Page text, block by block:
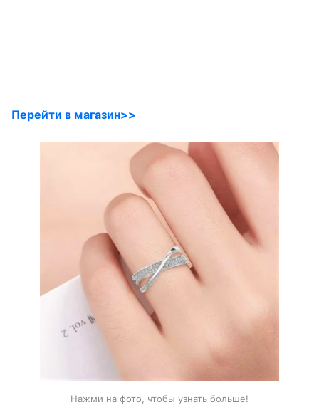
Перейти в магазин>>
Нажми на фото, чтобы узнать больше!